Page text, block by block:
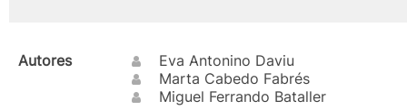
Autores
Eva Antonino Daviu
Marta Cabedo Fabrés
Miguel Ferrando Bataller